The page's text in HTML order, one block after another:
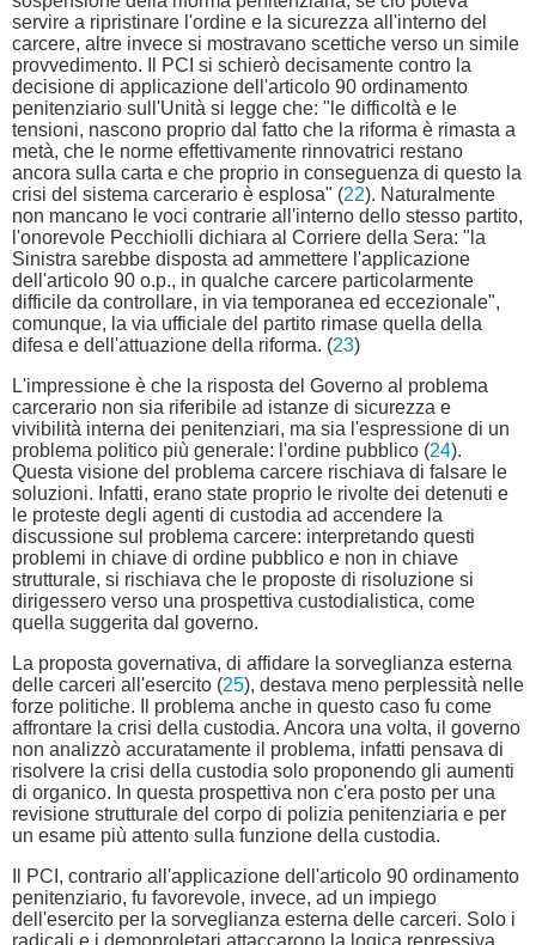
servire a ripristinare l'ordine e la sicurezza all'interno del
carcere, altre invece si mostravano scettiche verso un simile
provvedimento. Il PCI si schierò decisamente contro la
decisione di applicazione dell'articolo 90 ordinamento
penitenziario sull'Unità si legge che: "le difficoltà e le
tensioni, nascono proprio dal fatto che la riforma è rimasta a
metà, che le norme effettivamente rinnovatrici restano
ancora sulla carta e che proprio in conseguenza di questo la
crisi del sistema carcerario è esplosa" (22). Naturalmente
non mancano le voci contrarie all'interno dello stesso partito,
l'onorevole Pecchiolli dichiara al Corriere della Sera: "la
Sinistra sarebbe disposta ad ammettere l'applicazione
dell'articolo 90 o.p., in qualche carcere particolarmente
difficile da controllare, in via temporanea ed eccezionale",
comunque, la via ufficiale del partito rimase quella della
difesa e dell'attuazione della riforma. (23)
L'impressione è che la risposta del Governo al problema
carcerario non sia riferibile ad istanze di sicurezza e
vivibilità interna dei penitenziari, ma sia l'espressione di un
problema politico più generale: l'ordine pubblico (24).
Questa visione del problema carcere rischiava di falsare le
soluzioni. Infatti, erano state proprio le rivolte dei detenuti e
le proteste degli agenti di custodia ad accendere la
discussione sul problema carcere: interpretando questi
problemi in chiave di ordine pubblico e non in chiave
strutturale, si rischiava che le proposte di risoluzione si
dirigessero verso una prospettiva custodialistica, come
quella suggerita dal governo.
La proposta governativa, di affidare la sorveglianza esterna
delle carceri all'esercito (25), destava meno perplessità nelle
forze politiche. Il problema anche in questo caso fu come
affrontare la crisi della custodia. Ancora una volta, il governo
non analizzò accuratamente il problema, infatti pensava di
risolvere la crisi della custodia solo proponendo gli aumenti
di organico. In questa prospettiva non c'era posto per una
revisione strutturale del corpo di polizia penitenziaria e per
un esame più attento sulla funzione della custodia.
Il PCI, contrario all'applicazione dell'articolo 90 ordinamento
penitenziario, fu favorevole, invece, ad un impiego
dell'esercito per la sorveglianza esterna delle carceri. Solo i